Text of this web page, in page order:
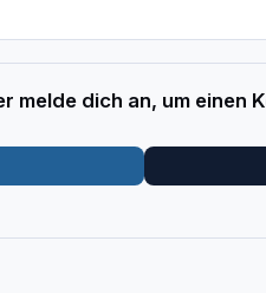
melde dich an, um einen